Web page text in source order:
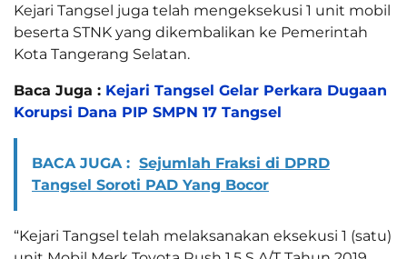
Kejari Tangsel juga telah mengeksekusi 1 unit mobil
beserta STNK yang dikembalikan ke Pemerintah
Kota Tangerang Selatan.
Baca Juga : Kejari Tangsel Gelar Perkara Dugaan
Korupsi Dana PIP SMPN 17 Tangsel
BACA JUGA : Sejumlah Fraksi di DPRD
Tangsel Soroti PAD Yang Bocor
“Kejari Tangsel telah melaksanakan eksekusi 1 (satu)